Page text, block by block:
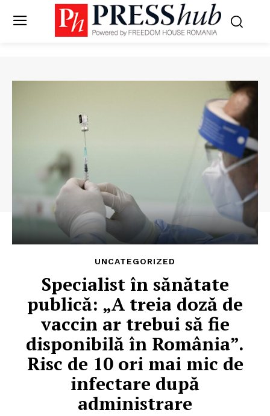
UNCATEGORIZED
Specialist în sănătate
publică: „A treia doză de
vaccin ar trebui să fie
disponibilă în România”.
Risc de 10 ori mai mic de
infectare după
administrare